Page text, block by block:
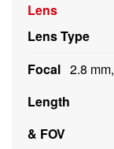
Lens
Lens Type
Focal
Length
& FOV
2.8